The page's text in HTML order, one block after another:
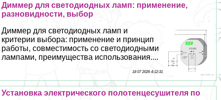
Диммер для светодиодных ламп: применение,
разновидности, выбор
Диммер для светодиодных ламп и
критерии выбора: применение и принцип
работы, совместимость со светодиодными
лампами, преимущества использования....
18 07 2026 4:12:31
Установка электрического полотенцесушителя по